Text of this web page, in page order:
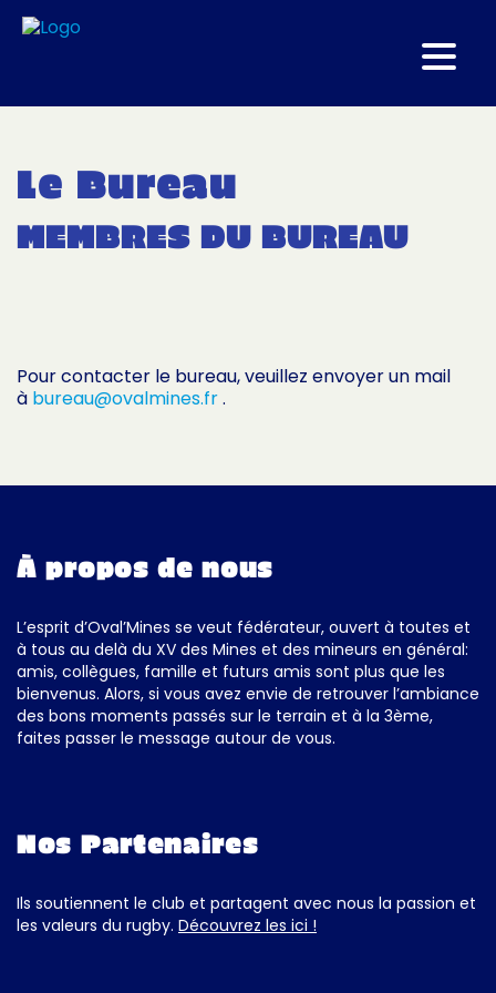
Le Bureau
MEMBRES DU BUREAU
Pour contacter le bureau, veuillez envoyer un mail
à bureau@ovalmines.fr.
À propos de nous
L’esprit d’Oval’Mines se veut fédérateur, ouvert à toutes et
à tous au delà du XV des Mines et des mineurs en général:
amis, collègues, famille et futurs amis sont plus que les
bienvenus. Alors, si vous avez envie de retrouver l’ambiance
des bons moments passés sur le terrain et à la 3ème,
faites passer le message autour de vous.
Nos Partenaires
Ils soutiennent le club et partagent avec nous la passion et
les valeurs du rugby. Découvrez les ici !